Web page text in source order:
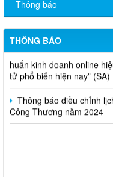
Thông báo
THÔNG BÁO
Thông báo lựa chọn nhà
huấn kinh doanh online
tử phổ biến hiện nay” (SA)
Thông báo điều chỉnh
Công Thương năm 2024